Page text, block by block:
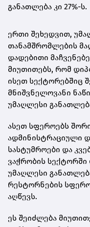
განათლება კი 27%-ს.
ერთი შეხედვით,
თანამშრომლების
დადებითი
მიუთითებს, რომ
ისეთ სექტორებშიც
მნიშვნელოვანი
უმაღლესი
ასეთ სფეროებს
ადმინისტრაციული
სასტუმროები და
ვაჭრობის სექტორში
უმაღლესი
რესტორნების
აღწევს.
ეს შეიძლება